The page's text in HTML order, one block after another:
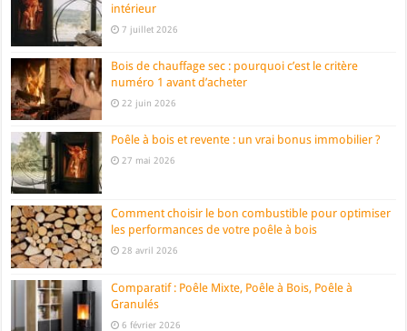
intérieur
7 juillet 2026
Bois de chauffage sec : pourquoi c’est le critère
numéro 1 avant d’acheter
22 juin 2026
Poêle à bois et revente : un vrai bonus immobilier ?
27 mai 2026
Comment choisir le bon combustible pour optimiser
les performances de votre poêle à bois
28 avril 2026
Comparatif : Poêle Mixte, Poêle à Bois, Poêle à
Granulés
6 février 2026